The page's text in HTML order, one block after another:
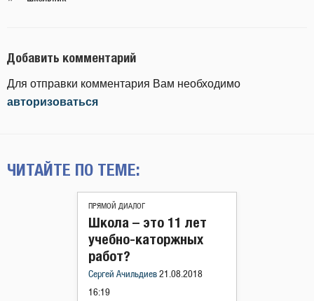
Добавить комментарий
Для отправки комментария Вам необходимо
авторизоваться
ЧИТАЙТЕ ПО ТЕМЕ:
ПРЯМОЙ ДИАЛОГ
Школа – это 11 лет
учебно-каторжных
работ?
Сергей Ачильдиев 21.08.2018
16:19